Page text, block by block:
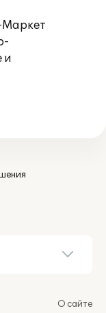
и
О сайте